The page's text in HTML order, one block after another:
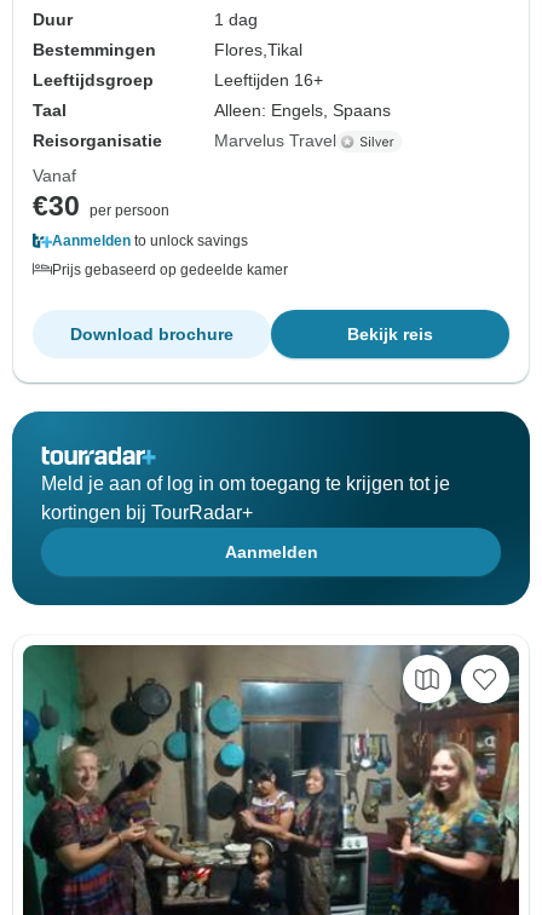
Duur
1 dag
Bestemmingen
Flores,Tikal
Leeftijdsgroep
Leeftijden 16+
Taal
Alleen: Engels, Spaans
Reisorganisatie
Marvelus Travel
Vanaf
€30
per persoon
Aanmelden to unlock savings
Prijs gebaseerd op gedeelde kamer
Bekijk reis
Download brochure
Meld je aan of log in om toegang te krijgen tot je
kortingen bij TourRadar+
Aanmelden